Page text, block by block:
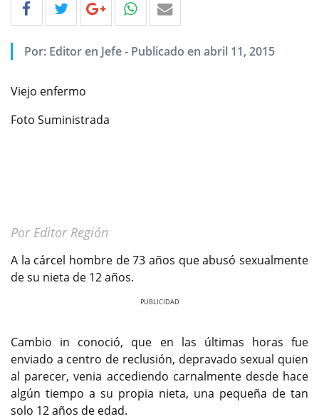
Por: Editor en Jefe - Publicado en abril 11, 2015
Viejo enfermo
Foto Suministrada
Por Editor Región
A la cárcel hombre de 73 años que abusó sexualmente
de su nieta de 12 años.
Cambio in conoció, que en las últimas horas fue
enviado a centro de reclusión, depravado sexual quien
al parecer, venia accediendo carnalmente desde hace
algún tiempo a su propia nieta, una pequeña de tan
solo 12 años de edad.